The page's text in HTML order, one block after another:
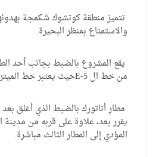
تتميز منطقة كوتشوك شكمجة
والاستمتاع بمنظر البحيرة.
يقع المشروع بالضبط بجانب أحد
من خط ال E-5حيث يعتبر خط الميتروباص فيه عصب المواصلات الرئيسي.
مطار أتاتورك بالضبط الذي أغلق
يقرر بعد، علاوة على قربه من
المؤدي إلى المطار الثالث مباشرة.
يبدأ من265,000 / دولار أمريكي
فيلا 3 طوابق للبيع في طرابزون ضمن مجمع
سكني آمن